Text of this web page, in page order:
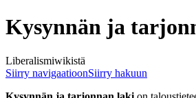
Kysynnän ja
Liberalismiwikistä
Siirry navigaatioonSiirry hakuun